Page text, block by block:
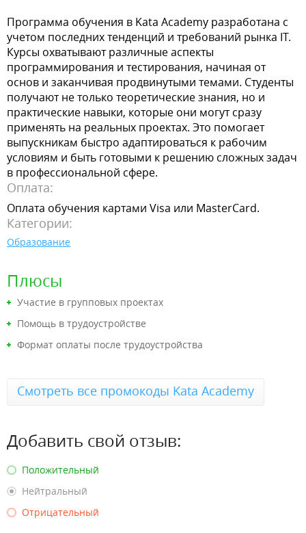
Программа обучения в Kata Academy разработана с
учетом последних тенденций и требований рынка IT.
Курсы охватывают различные аспекты
программирования и тестирования, начиная от
основ и заканчивая продвинутыми темами. Студенты
получают не только теоретические знания, но и
практические навыки, которые они могут сразу
применять на реальных проектах. Это помогает
выпускникам быстро адаптироваться к рабочим
условиям и быть готовыми к решению сложных задач
в профессиональной сфере.
Оплата:
Оплата обучения картами Visa или MasterCard.
Категории:
Образование
Плюсы
Участие в групповых проектах
Помощь в трудоустройстве
Формат оплаты после трудоустройства
Смотреть все промокоды Kata Academy
Добавить свой отзыв:
Положительный
Нейтральный
Отрицательный